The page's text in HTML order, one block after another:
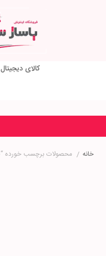
کالای دیجیتال
خانه / محصولات برچسب خورده “Rovena 10”